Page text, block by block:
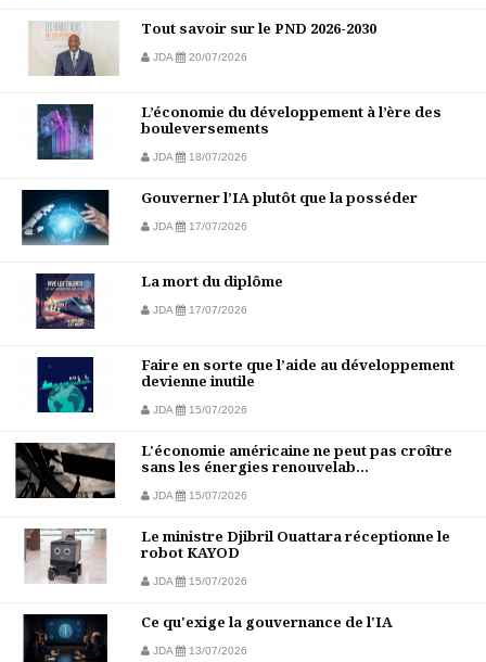
Tout savoir sur le PND 2026-2030
JDA 20/07/2026
L’économie du développement à l’ère des
bouleversements
JDA 18/07/2026
Gouverner l’IA plutôt que la posséder
JDA 17/07/2026
La mort du diplôme
JDA 17/07/2026
Faire en sorte que l’aide au développement
devienne inutile
JDA 15/07/2026
L'économie américaine ne peut pas croître
sans les énergies renouvelab...
JDA 15/07/2026
Le ministre Djibril Ouattara réceptionne le
robot KAYOD
JDA 15/07/2026
Ce qu'exige la gouvernance de l'IA
JDA 13/07/2026